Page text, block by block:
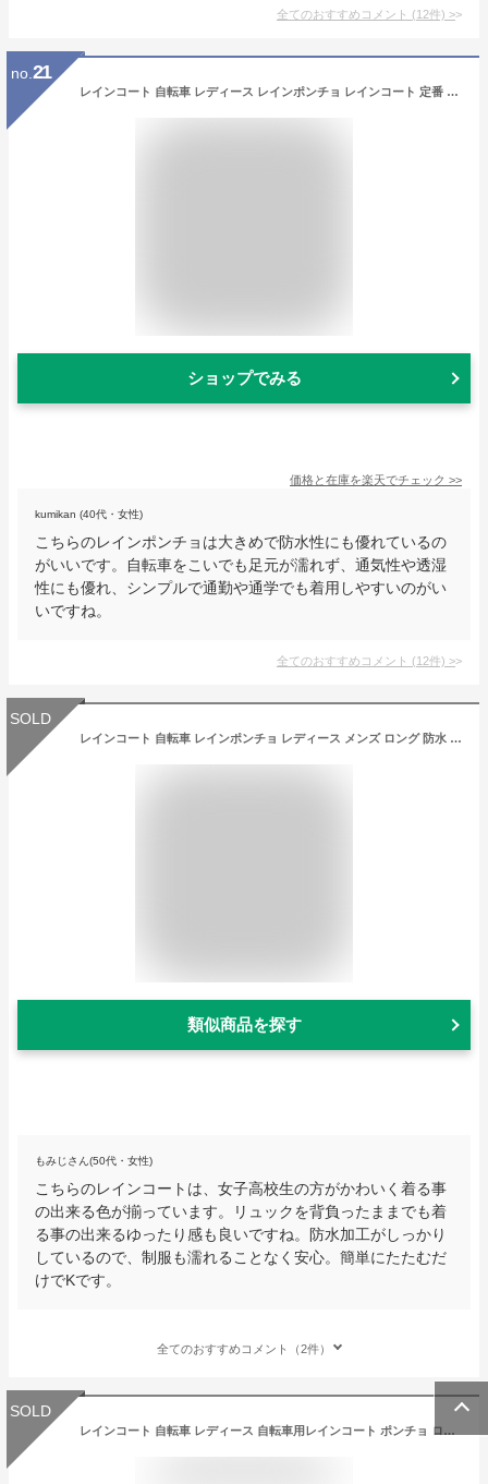
全てのおすすめコメント (12件) >
no. 21
レインコート 自転車 レディース レインポンチョ レインコート 定番 雨具 Chou Chou Pocheフェス 大きめ 通学 通勤 かわいい おしゃれ レインウェア カッパ かっぱ 雨合羽 シュシュポッシュ Lサイズ ハレニー HARAINY
ショップでみる
価格と在庫を楽天でチェック >>
kumikan (40代・女性)
こちらのレインポンチョは大きめで防水性にも優れているの
がいいです。自転車をこいでも足元が濡れず、通気性や透湿
性にも優れ、シンプルで通勤や通学でも着用しやすいのがい
いですね。
全てのおすすめコメント (12件) >
SOLD
レインコート 自転車 レインポンチョ レディース メンズ ロング 防水 通勤 通学用 リュック対応 ポンチョ 自転車用レインコート リュックを背負ったまま レインウェア 自転車用 雨具 かっぱ 自転車通勤 雨 シンプル ユニセックス 男性用 女性用 送料無料 3340 ハイポンチョ
類似商品を探す
もみじさん(50代・女性)
こちらのレインコートは、女子高校生の方がかわいく着る事
の出来る色が揃っています。リュックを背負ったままでも着
る事の出来るゆったり感も良いですね。防水加工がしっかり
しているので、制服も濡れることなく安心。簡単にたたむだ
けでKです。
全てのおすすめコメント（2件）
SOLD
レインコート 自転車 レディース 自転車用レインコート ポンチョ ロング丈 レインポンチョ 自転車カッパ 防水 リュック対応お しゃれ 二重ツバ 透明バイザー付き 軽量 アウトドア キャンプ バイク 通学 通勤 梅雨対策